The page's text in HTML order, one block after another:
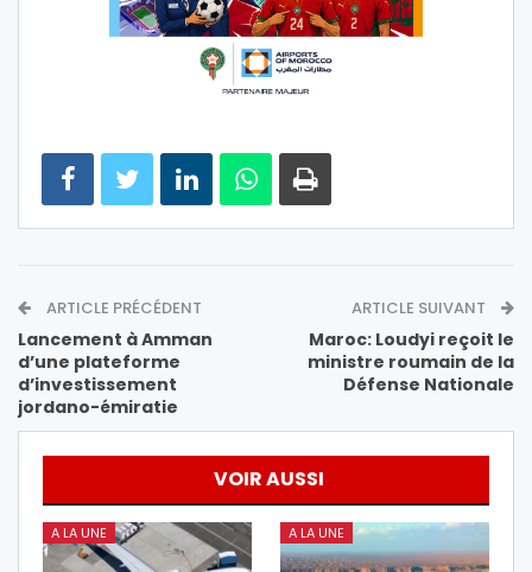
ARTICLE PRÉCÉDENT
Lancement à Amman
d’une plateforme
d’investissement
jordano-émiratie
ARTICLE SUIVANT
Maroc: Loudyi reçoit le
ministre roumain de la
Défense Nationale
VOIR AUSSI
A LA UNE A LA UNE